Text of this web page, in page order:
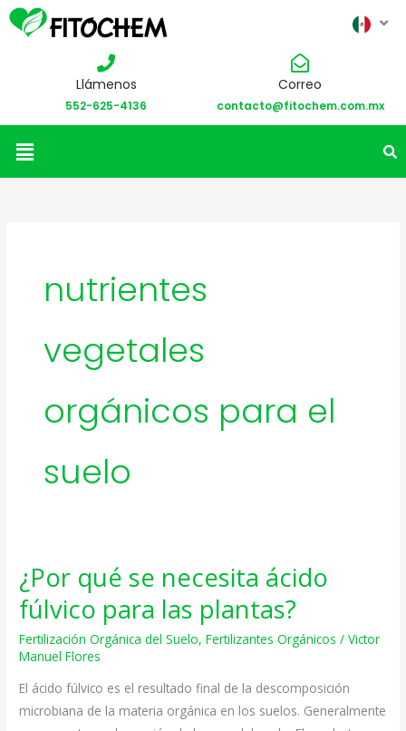
Llámenos
552-625-4136
Correo
contacto@fitochem.com.mx
Menú
nutrientes
vegetales
orgánicos para el
suelo
¿Por qué se necesita ácido
fúlvico para las plantas?
Fertilización Orgánica del Suelo,Fertilizantes Orgánicos /Victor
Manuel Flores
El ácido fúlvico es el resultado final de la descomposición
microbiana de la materia orgánica en los suelos. Generalmente
¿Por
qué
se
necesita
ácido
fúlvico
para